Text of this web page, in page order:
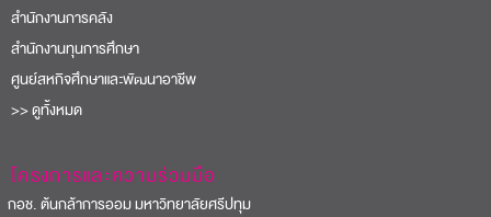
สำนักงานการคลัง
สำนักงานทุนการศึกษา
ศูนย์สหกิจศึกษาและพัฒนาอาชีพ
>> ดูทั้งหมด
โครงการและความร่วมมือ
ช. ต้นกล้าการออม มหาวิทยาลัยศรีปทุม